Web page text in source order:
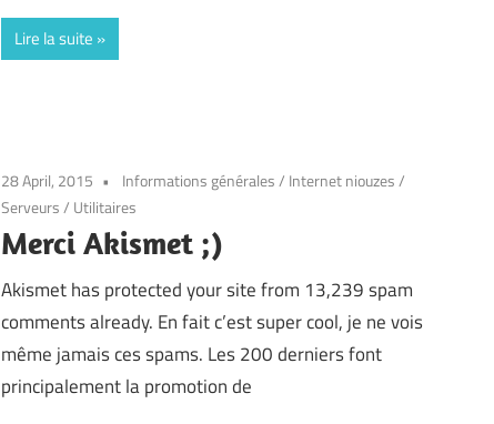
Lire la suite
28 April, 2015 Informations générales/ Internet niouzes/
Serveurs/ Utilitaires
Merci Akismet ;)
Akismet has protected your site from 13,239 spam
comments already. En fait c’est super cool, je ne vois
même jamais ces spams. Les 200 derniers font
principalement la promotion de